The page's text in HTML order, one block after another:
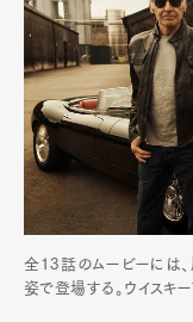
全13話のムービーには、
姿で登場する。ウイスキー